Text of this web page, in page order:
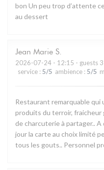
bon Un peu trop d’attente
au dessert
Jean Marie S
2026-07-24 - 12:15 - guests 3
service : 5/5 ambience : 5/5
Restaurant remarquable
produits du terroir, fraicheur
de charcuterie à partager..
jour la carte au choix limité
tous les gouts.. Personnel